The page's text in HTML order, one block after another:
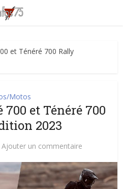
et Ténéré 700 Rally
Motos
et Ténéré 700
2023
Ajouter un commentaire